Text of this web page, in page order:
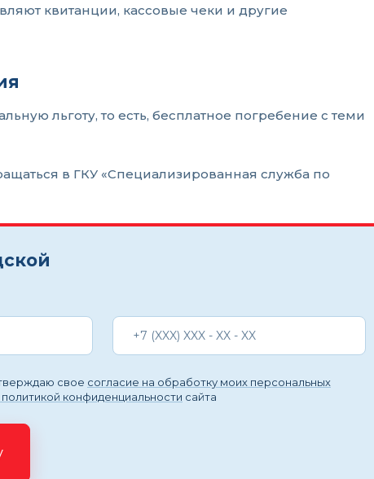
квитанции, кассовые чеки и другие
льготу, то есть, бесплатное погребение с теми
в ГКУ «Специализированная служба по
свое согласие на обработку моих персональных
конфиденциальности сайта